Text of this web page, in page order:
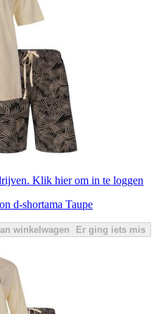
Klik hier om in te loggen
d-shortama Taupe
winkelwagen Er ging iets mis